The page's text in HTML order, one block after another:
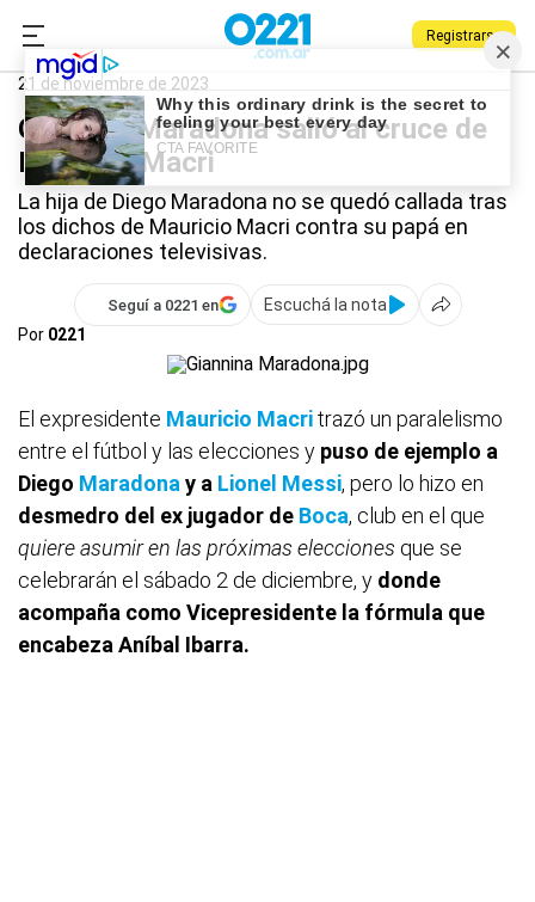
Registrarse
0221.com.ar
Maradona
21 de noviembre de 2023
Giannina Maradona salió al cruce de
Mauricio Macri
La hija de Diego Maradona no se quedó callada tras
los dichos de Mauricio Macri contra su papá en
declaraciones televisivas.
Seguí a 0221 en
Escuchá la nota
Por 0221
El expresidente Mauricio Macritrazó un paralelismo
entre el fútbol y las elecciones y puso de ejemplo a
Diego Maradona y a Lionel Messi, pero lo hizo en
desmedro del ex jugador de Boca, club en el que
quiere asumir en las próximas elecciones que se
celebrarán el sábado 2 de diciembre, y donde
acompaña como Vicepresidente la fórmula que
encabeza Aníbal Ibarra.